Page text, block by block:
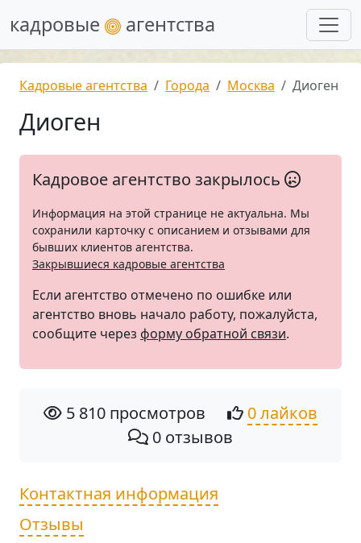
кадровые агентства
Кадровые агентства Города Москва Диоген
Диоген
Кадровое агентство закрылось
Информация на этой странице не актуальна. Мы
сохранили карточку с описанием и отзывами для
бывших клиентов агентства.
Закрывшиеся кадровые агентства
Если агентство отмечено по ошибке или
агентство вновь начало работу, пожалуйста,
сообщите через форму обратной связи.
5 810 просмотров
0 лайков
0 отзывов
Контактная информация
Отзывы